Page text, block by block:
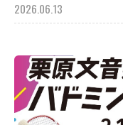
2026.06.13